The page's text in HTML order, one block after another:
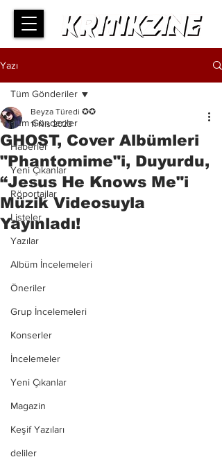
Yazı
Tüm Gönderiler
Haberler
Yeni Çıkanlar
Röportajlar
Listeler
Yazılar
Albüm İncelemeleri
Öneriler
Grup İncelemeleri
Konserler
İncelemeler
Yeni Çıkanlar
Magazin
Keşif Yazıları
deliler
Tüm Gönderiler
GHOST, Cover Albümleri
"Phantomime"i, Duyurdu,
“Jesus He Knows Me"i
Müzik Videosuyla
Yayınladı!
Beyza Türedi ✪✪
11 Nis 2023